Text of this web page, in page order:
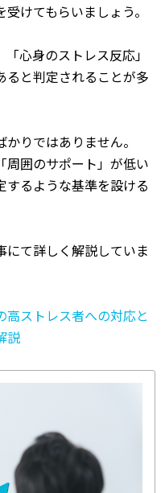
けてもらいましょう。
心身のストレス反応」
ると判定されることが多
りではありません。
周囲のサポート」が低い
るような基準を設ける
て詳しく解説していま
高ストレス者への対応と
説